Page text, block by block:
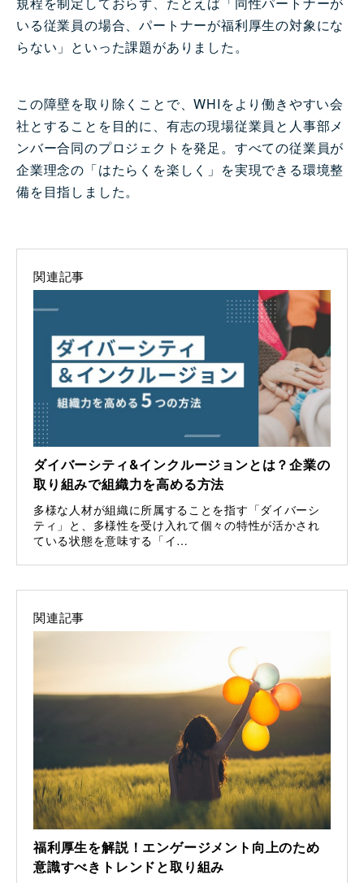
いる従業員の場合、パートナーが福利厚生の対象にな
らない」といった課題がありました。
この障壁を取り除くことで、WHIをより働きやすい会
社とすることを目的に、有志の現場従業員と人事部メ
ンバー合同のプロジェクトを発足。すべての従業員が
企業理念の「はたらくを楽しく」を実現できる環境整
備を目指しました。
関連記事
ダイバーシティ&インクルージョンとは？企業の
取り組みで組織力を高める方法
多様な人材が組織に所属することを指す「ダイバーシ
ティ」と、多様性を受け入れて個々の特性が活かされ
ている状態を意味する「イ…
関連記事
福利厚生を解説！エンゲージメント向上のため
意識すべきトレンドと取り組み